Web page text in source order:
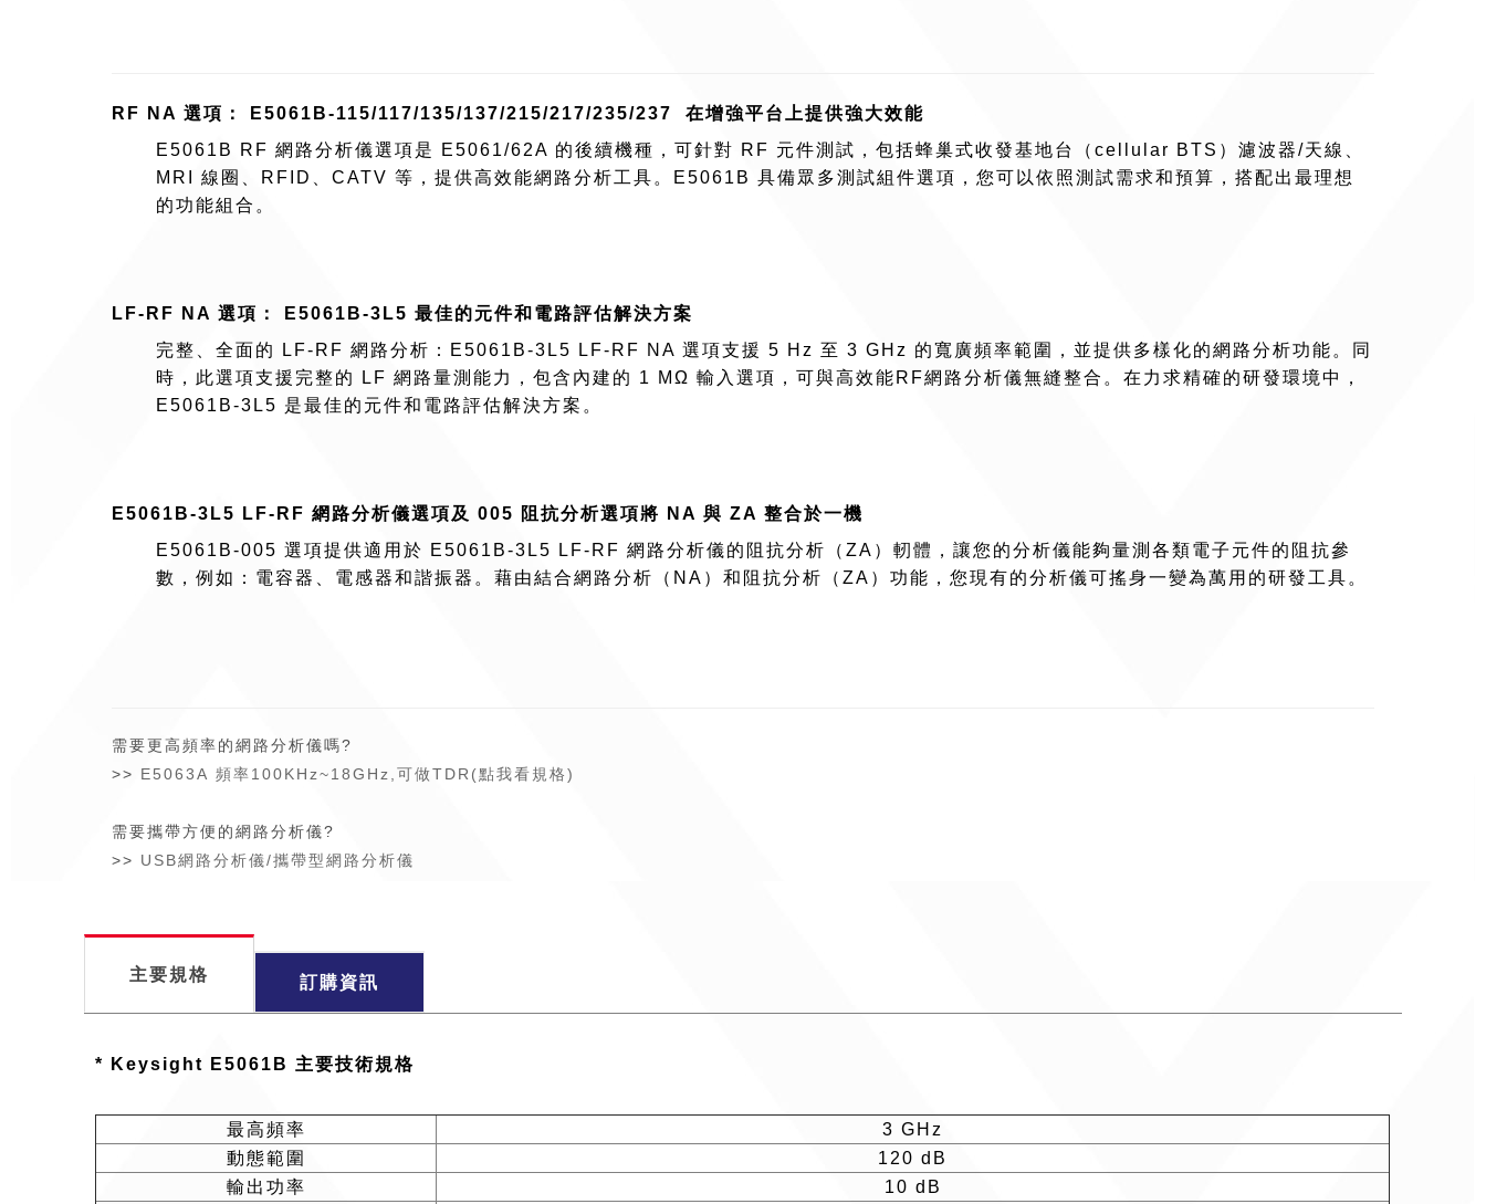
RF NA 選項： E5061B-115/117/135/137/215/217/235/237 在增強平台上提供強大效能
E5061B RF 網路分析儀選項是 E5061/62A 的後續機種，可針對 RF 元件測試，包括蜂巢式收發基地台（cellular BTS）濾波器/天線、
MRI 線圈、RFID、CATV 等，提供高效能網路分析工具。E5061B 具備眾多測試組件選項，您可以依照測試需求和預算，搭配出最理想
的功能組合。
LF-RF NA 選項： E5061B-3L5 最佳的元件和電路評估解決方案
完整、全面的 LF-RF 網路分析：E5061B-3L5 LF-RF NA 選項支援 5 Hz 至 3 GHz 的寬廣頻率範圍，並提供多樣化的網路分析功能。同
時，此選項支援完整的 LF 網路量測能力，包含內建的 1 MΩ 輸入選項，可與高效能RF網路分析儀無縫整合。在力求精確的研發環境中，
E5061B-3L5 是最佳的元件和電路評估解決方案。
E5061B-3L5 LF-RF 網路分析儀選項及 005 阻抗分析選項將 NA 與 ZA 整合於一機
E5061B-005 選項提供適用於 E5061B-3L5 LF-RF 網路分析儀的阻抗分析（ZA）軔體，讓您的分析儀能夠量測各類電子元件的阻抗參
數，例如：電容器、電感器和諧振器。藉由結合網路分析（NA）和阻抗分析（ZA）功能，您現有的分析儀可搖身一變為萬用的研發工具。
需要更高頻率的網路分析儀嗎?
>> E5063A 頻率100KHz~18GHz,可做TDR(點我看規格)
需要攜帶方便的網路分析儀?
>> USB網路分析儀/攜帶型網路分析儀
主要規格 訂購資訊
* Keysight E5061B 主要技術規格
最高頻率
3 GHz
動態範圍
120 dB
輸出功率
10 dB